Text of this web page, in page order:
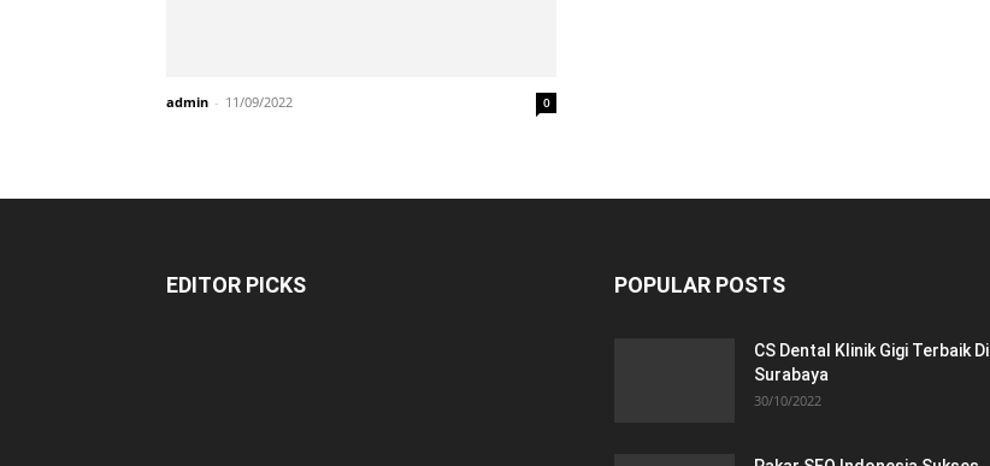
admin - 11/09/2022 0
EDITOR PICKS POPULAR POSTS
CS Dental Klinik Gigi Terbaik Di
Surabaya
30/10/2022